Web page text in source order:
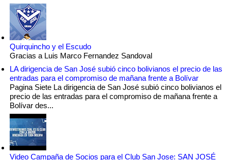
Quirquincho y el Escudo
Gracias a Luis Marco Fernandez Sandoval
LA dirigencia de San José subió cinco bolivianos el precio de las
entradas para el compromiso de mañana frente a Bolívar
Pagina Siete La dirigencia de San José subió cinco bolivianos el
precio de las entradas para el compromiso de mañana frente a
Bolívar des...
Video Campaña de Socios para el Club San Jose: SAN JOSÉ